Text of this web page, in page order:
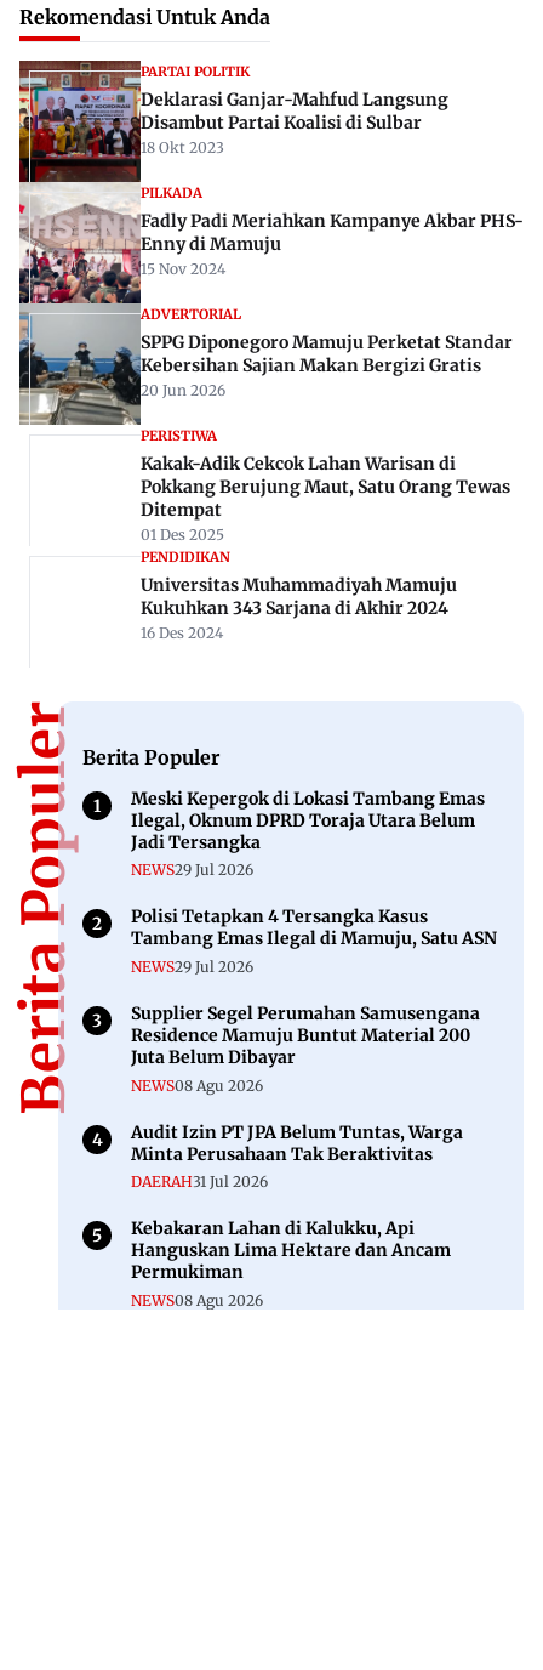
Rekomendasi Untuk Anda
PARTAI POLITIK
Deklarasi Ganjar-Mahfud Langsung
Disambut Partai Koalisi di Sulbar
18 Okt 2023
PILKADA
Fadly Padi Meriahkan Kampanye Akbar PHS-
Enny di Mamuju
15 Nov 2024
ADVERTORIAL
SPPG Diponegoro Mamuju Perketat Standar
Kebersihan Sajian Makan Bergizi Gratis
20 Jun 2026
PERISTIWA
Kakak-Adik Cekcok Lahan Warisan di
Pokkang Berujung Maut, Satu Orang Tewas
Ditempat
01 Des 2025
PENDIDIKAN
Universitas Muhammadiyah Mamuju
Kukuhkan 343 Sarjana di Akhir 2024
16 Des 2024
Berita PopulerBerita Populer
Meski Kepergok di Lokasi Tambang Emas
Ilegal, Oknum DPRD Toraja Utara Belum
Jadi Tersangka
NEWS29 Jul 2026
Polisi Tetapkan 4 Tersangka Kasus
Tambang Emas Ilegal di Mamuju, Satu ASN
NEWS29 Jul 2026
Supplier Segel Perumahan Samusengana
Residence Mamuju Buntut Material 200
Juta Belum Dibayar
NEWS08 Agu 2026
Audit Izin PT JPA Belum Tuntas, Warga
Minta Perusahaan Tak Beraktivitas
DAERAH31 Jul 2026
Kebakaran Lahan di Kalukku, Api
Hanguskan Lima Hektare dan Ancam
Permukiman
NEWS08 Agu 2026